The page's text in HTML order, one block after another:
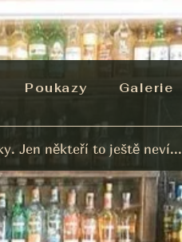
Poukazy Galerie
Jen někteří to ještě neví...